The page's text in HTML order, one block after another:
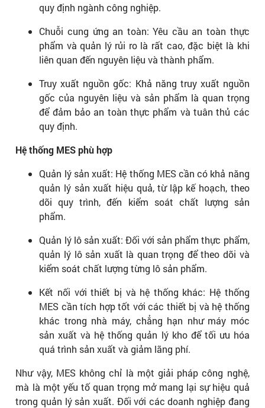
quy định ngành công nghiệp.
Chuỗi cung ứng an toàn: Yêu cầu an toàn thực
phẩm và quản lý rủi ro là rất cao, đặc biệt là khi
liên quan đến nguyên liệu và thành phẩm.
Truy xuất nguồn gốc: Khả năng truy xuất nguồn
gốc của nguyên liệu và sản phẩm là quan trọng
để đảm bảo an toàn thực phẩm và tuân thủ các
quy định.
Hệ thống MES phù hợp
Quản lý sản xuất: Hệ thống MES cần có khả năng
quản lý sản xuất hiệu quả, từ lập kế hoạch, theo
dõi quy trình, đến kiểm soát chất lượng sản
phẩm.
Quản lý lô sản xuất: Đối với sản phẩm thực phẩm,
quản lý lô sản xuất là quan trọng để theo dõi và
kiểm soát chất lượng từng lô sản phẩm.
Kết nối với thiết bị và hệ thống khác: Hệ thống
MES cần tích hợp tốt với các thiết bị và hệ thống
khác trong nhà máy, chẳng hạn như máy móc
sản xuất và hệ thống quản lý kho để tối ưu hóa
quá trình sản xuất và giảm lãng phí.
Như vậy, MES không chỉ là một giải pháp công nghệ,
mà là một yếu tố quan trọng mở mang lại sự hiệu quả
trong quản lý sản xuất. Đối với các doanh nghiệp đang